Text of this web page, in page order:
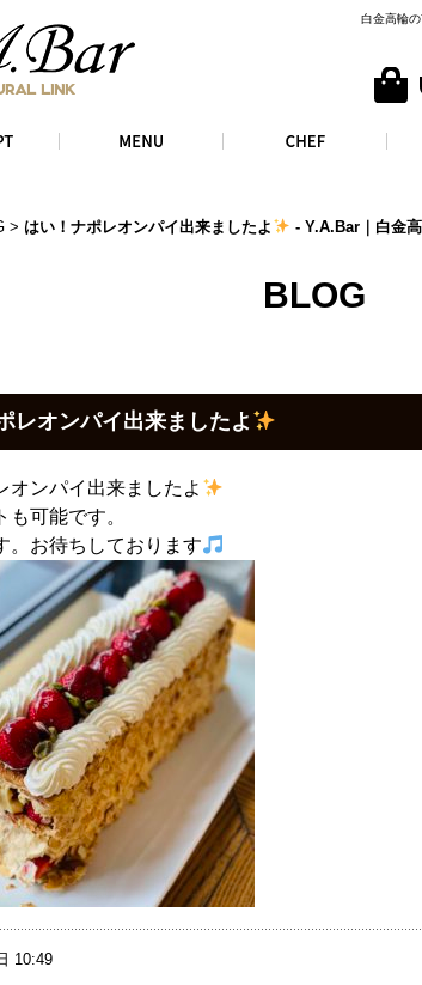
白金高輪
> はい！ナポレオンパイ出来ましたよ - Y.A.Bar｜白金
BLOG
レオンパイ出来ましたよ
オンパイ出来ましたよ
も可能です。
。お待ちしております
10:49